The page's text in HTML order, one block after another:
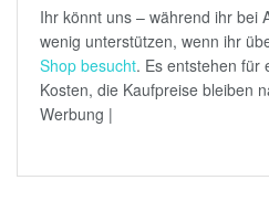
Ihr könnt uns – während ihr bei
wenig unterstützen, wenn ihr
Shop besucht. Es entstehen für
Kosten, die Kaufpreise bleiben
Werbung |